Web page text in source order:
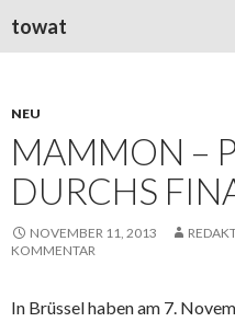
towat
NEU
MAMMON –
DURCHS
NOVEMBER 11, 2013
KOMMENTAR
In Brüssel haben am 7.